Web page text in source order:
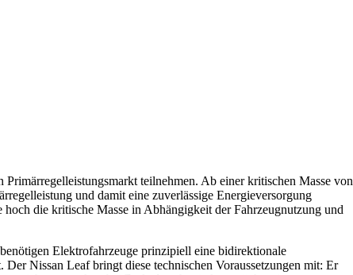
teilnehmen. Ab einer kritischen Masse von
und damit eine zuverlässige Energieversorgung
die kritische Masse in Abhängigkeit der Fahrzeugnutzung und
Elektrofahrzeuge prinzipiell eine bidirektionale
Nissan Leaf bringt diese technischen Voraussetzungen mit: Er